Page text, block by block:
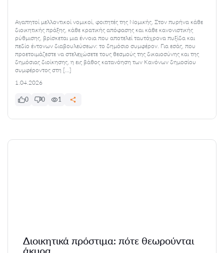
Αγαπητοί μελλοντικοί νομικοί, φοιτητές της Νομικής, Στον πυρήνα κάθε
διοικητικής πράξης, κάθε κρατικής απόφασης και κάθε κανονιστικής
ρύθμισης, βρίσκεται μια έννοια που αποτελεί ταυτόχρονα πυξίδα και
πεδίο έντονων διαβουλεύσεων: το δημόσιο συμφέρον. Για εσάς, που
προετοιμάζεστε να στελεχώσετε τους θεσμούς της δικαιοσύνης και της
δημόσιας διοίκησης, η εις βάθος κατανόηση των Κανόνων δημοσίου
συμφέροντος στη […]
1.04.2026
0 0 1
Διοικητικά πρόστιμα: πότε θεωρούνται
άκυρα